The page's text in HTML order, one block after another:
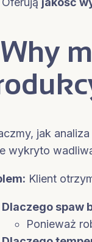
jak
wykryto
Klient
Dlaczego spaw
Ponieważ